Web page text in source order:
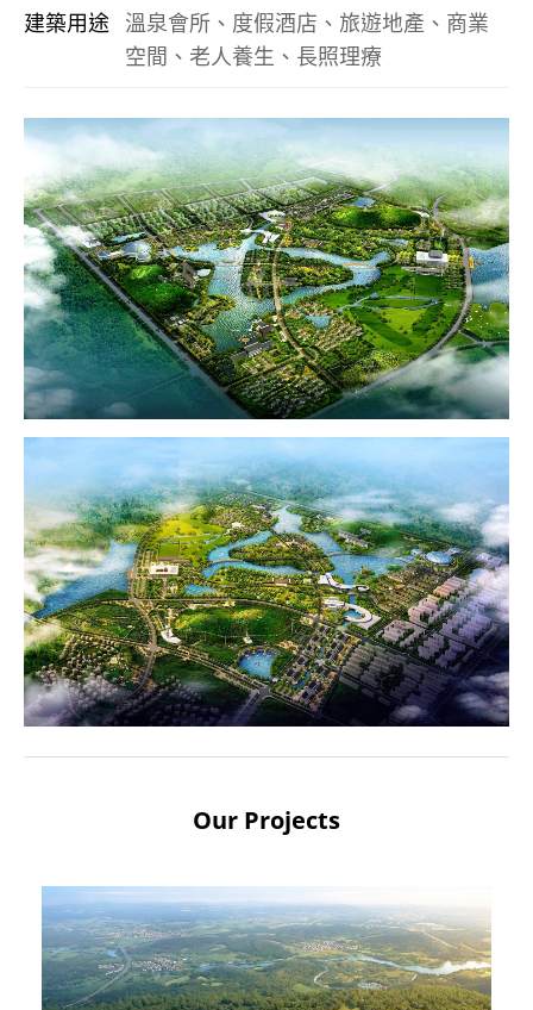
建築用途 溫泉會所、度假酒店、旅遊地產、商業
空間、老人養生、長照理療
Our Projects